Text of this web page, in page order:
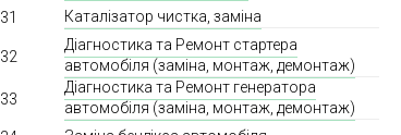
31 Каталізатор чистка, заміна
32
Діагностика та Ремонт стартера
автомобіля (заміна, монтаж, демонтаж)
33
Діагностика та Ремонт генератора
автомобіля (заміна, монтаж, демонтаж)